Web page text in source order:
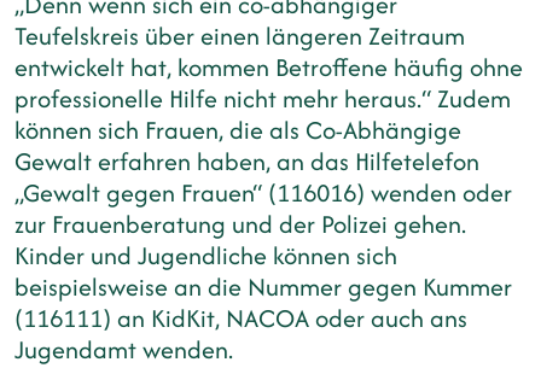
Teufelskreis über einen längeren Zeitraum
entwickelt hat, kommen Betroffene häufig ohne
professionelle Hilfe nicht mehr heraus.“ Zudem
können sich Frauen, die als Co-Abhängige
Gewalt erfahren haben, an das Hilfetelefon
„Gewalt gegen Frauen“ (116016) wenden oder
zur Frauenberatung und der Polizei gehen.
Kinder und Jugendliche können sich
beispielsweise an die Nummer gegen Kummer
(116111) an KidKit, NACOA oder auch ans
Jugendamt wenden.